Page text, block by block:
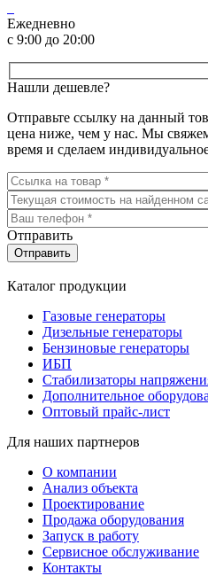
Ежедневно
с 9:00 до 20:00
Нашли дешевле?
Отправьте ссылку на данный
цена ниже, чем у нас. Мы
время и сделаем
Отправить
Каталог продукции
Газовые генераторы
Дизельные генераторы
Бензиновые генераторы
ИБП
Стабилизаторы
Дополнительное
Оптовый прайс-лист
Для наших партнеров
О компании
Анализ объекта
Проектирование
Продажа оборудования
Запуск в работу
Сервисное обслуживание
Контакты